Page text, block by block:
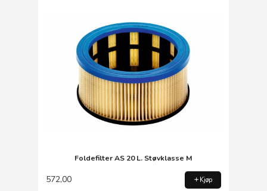
Foldefilter AS 20 L. Støvklasse M
572,00 Kjøp